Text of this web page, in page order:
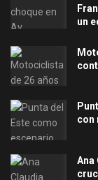
un
con
Ana